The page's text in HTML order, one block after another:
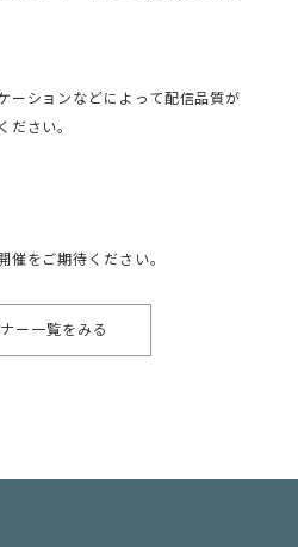
ーションなどによって配信品質が
ださい。
催をご期待ください。
ー一覧をみる